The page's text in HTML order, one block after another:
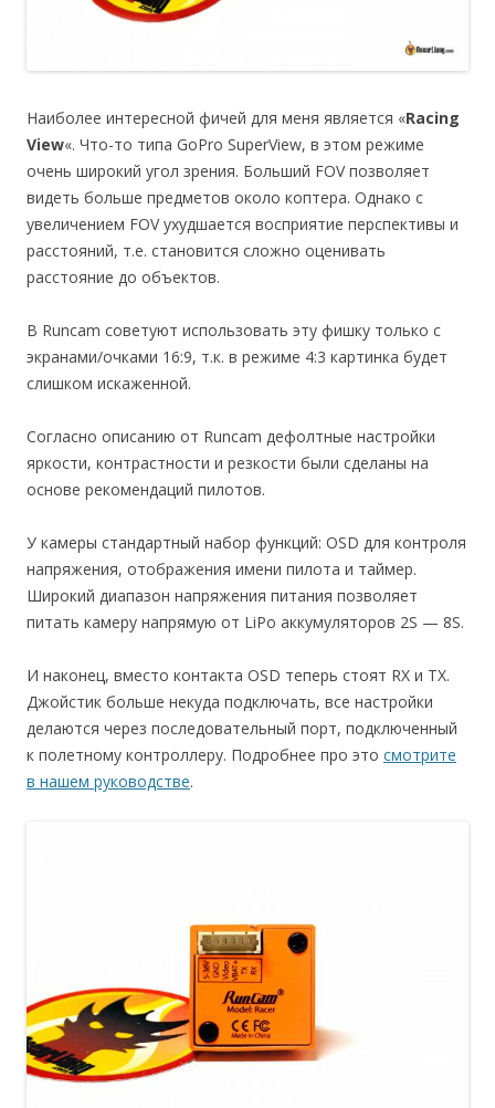
Наиболее интересной фичей для меня является «Racing
View«. Что-то типа GoPro SuperView, в этом режиме
очень широкий угол зрения. Больший FOV позволяет
видеть больше предметов около коптера. Однако с
увеличением FOV ухудшается восприятие перспективы и
расстояний, т.е. становится сложно оценивать
расстояние до объектов.
В Runcam советуют использовать эту фишку только с
экранами/очками 16:9, т.к. в режиме 4:3 картинка будет
слишком искаженной.
Согласно описанию от Runcam дефолтные настройки
яркости, контрастности и резкости были сделаны на
основе рекомендаций пилотов.
У камеры стандартный набор функций: OSD для контроля
напряжения, отображения имени пилота и таймер.
Широкий диапазон напряжения питания позволяет
питать камеру напрямую от LiPo аккумуляторов 2S — 8S.
И наконец, вместо контакта OSD теперь стоят RX и TX.
Джойстик больше некуда подключать, все настройки
делаются через последовательный порт, подключенный
к полетному контроллеру. Подробнее про это смотрите
в нашем руководстве.